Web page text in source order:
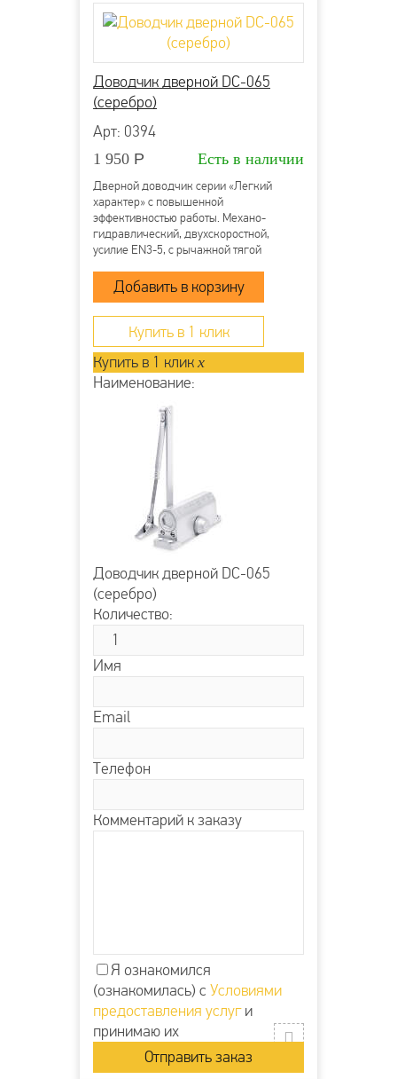
Оплата по счету для юридических лиц
Банковский перевод на карту
Более детально со способами доставки можно
ознакомитьсяздесь
Доводчик дверной DC-065
(серебро)
Арт: 0394
1 950 Р Есть в наличии
Дверной доводчик серии «Легкий
характер» с повышенной
эффективностью работы. Механо-
гидравлический, двухскоростной,
усилие EN3-5, с рычажной тягой
Купить в 1 клик
Купить в 1 клик x
Наименование:
Доводчик дверной DC-065
(серебро)
Количество:
Имя
Email
Телефон
Комментарий к заказу
Я ознакомился
(ознакомилась) с Условиями
предоставления услуги
принимаю их